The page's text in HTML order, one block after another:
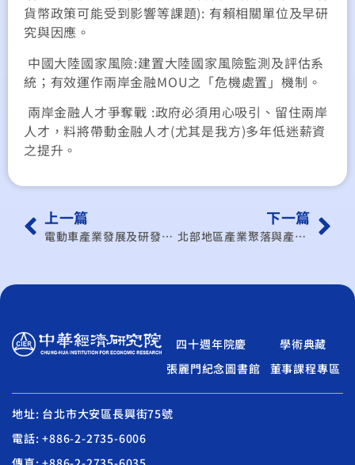
貨幣政策可能受到影響等課題): 有賴相關單位及早研
究與因應。
中國大陸國家風險:建置大陸國家風險監測及評估系
統；有效運作兩岸金融MOU之「危機處置」機制。
兩岸金融人才爭奪戰 :政府必須用心吸引、留住兩岸
人才，料將帶動金融人才(尤其是我方)多年低迷薪資
之提升。
上一篇
電動車產業發展及研發網路之研析
下一篇
北部地區產業聚落與產學合作能量研究
四十週年院慶
學術典藏
張麗門紀念圖書館
董事課程專區
地址: 台北市大安區長興街75號
電話: +886-2-2735-6006